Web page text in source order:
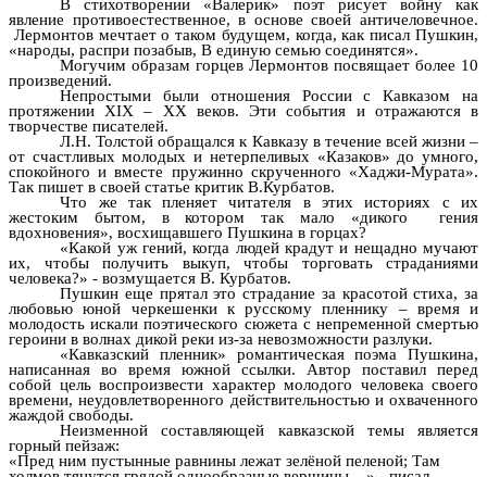
В стихотворении «Валерик» поэт рисует войну как
явление противоестественное, в основе своей античеловечное.
Лермонтов мечтает о таком будущем, когда, как писал Пушкин,
«народы, распри позабыв, В единую семью соединятся».
Могучим образам горцев Лермонтов посвящает более 10
произведений.
Непростыми были отношения России с Кавказом на
протяжении XIX – XX веков. Эти события и отражаются в
творчестве писателей.
Л.Н. Толстой обращался к Кавказу в течение всей жизни –
от счастливых молодых и нетерпеливых «Казаков» до умного,
спокойного и вместе пружинно скрученного «Хаджи-Мурата».
Так пишет в своей статье критик В.Курбатов.
Что же так пленяет читателя в этих историях с их
жестоким бытом, в котором так мало «дикого гения
вдохновения», восхищавшего Пушкина в горцах?
«Какой уж гений, когда людей крадут и нещадно мучают
их, чтобы получить выкуп, чтобы торговать страданиями
человека?» - возмущается В. Курбатов.
Пушкин еще прятал это страдание за красотой стиха, за
любовью юной черкешенки к русскому пленнику – время и
молодость искали поэтического сюжета с непременной смертью
героини в волнах дикой реки из-за невозможности разлуки.
«Кавказский пленник» романтическая поэма Пушкина,
написанная во время южной ссылки. Автор поставил перед
собой цель воспроизвести характер молодого человека своего
времени, неудовлетворенного действительностью и охваченного
жаждой свободы.
Неизменной составляющей кавказской темы является
горный пейзаж:
«Пред ним пустынные равнины лежат зелёной пеленой; Там